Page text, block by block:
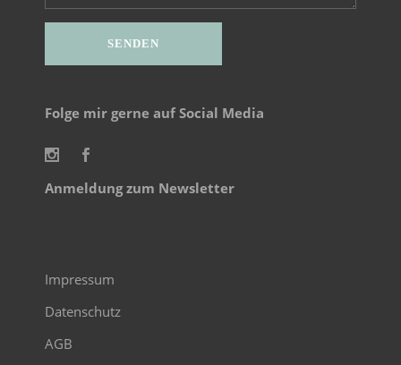
Folge mir gerne auf Social Media
Anmeldung zum Newsletter
Impressum
Datenschutz
AGB